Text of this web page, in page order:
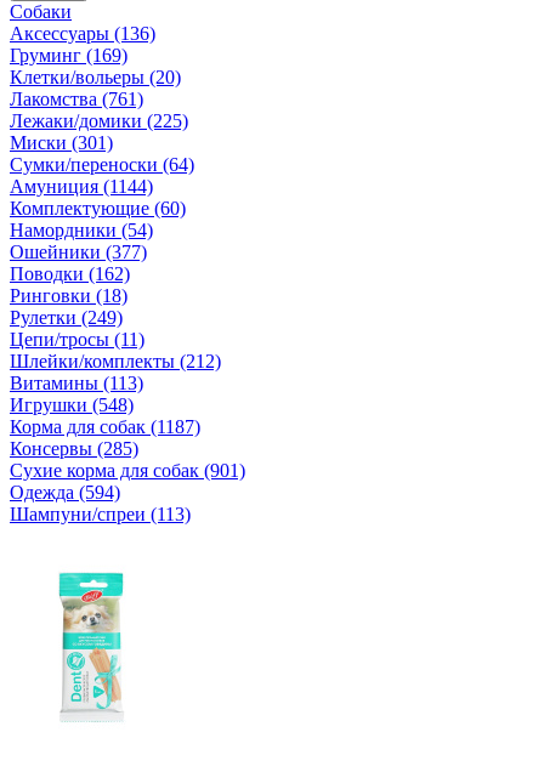
Собаки
Аксессуары (136)
Груминг (169)
Клетки/вольеры (20)
Лакомства (761)
Лежаки/домики (225)
Миски (301)
Сумки/переноски (64)
Амуниция (1144)
Комплектующие (60)
Намордники (54)
Ошейники (377)
Поводки (162)
Ринговки (18)
Рулетки (249)
Цепи/тросы (11)
Шлейки/комплекты (212)
Витамины (113)
Игрушки (548)
Корма для собак (1187)
Консервы (285)
Сухие корма для собак (901)
Одежда (594)
Шампуни/спреи (113)